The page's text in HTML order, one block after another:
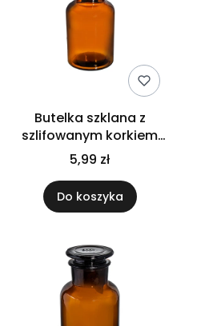
Butelka szklana z
szlifowanym korkiem
125ml
5,99 zł
Do koszyka